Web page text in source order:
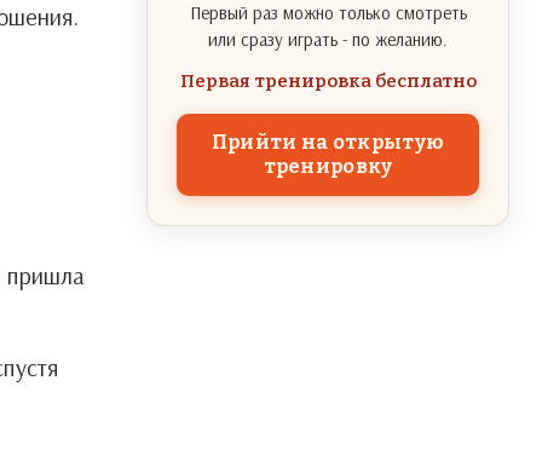
пришла
Первый раз можно только смотреть
или сразу играть - по желанию.
Первая тренировка бесплатно
Прийти на открытую
тренировку